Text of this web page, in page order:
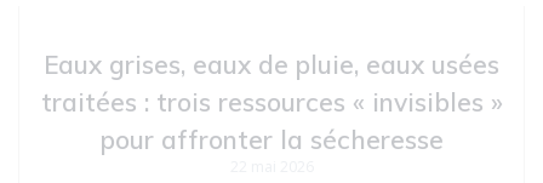
Eaux grises, eaux de pluie, eaux usées
traitées : trois ressources « invisibles »
pour affronter la sécheresse